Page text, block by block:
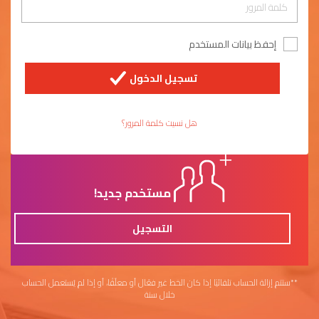
إحفظ بيانات المستخدم
تسجيل الدخول
هل نسيت كلمة المرور؟
مستخدم جديد!
التسجيل
**ستتم إزالة الحساب تلقائيًا إذا كان الخط غير فعّال أو معلّقًا، أو إذا لم يُستعمل الحساب
خلال سنة